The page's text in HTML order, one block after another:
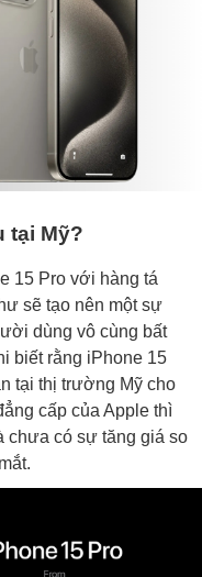
tại Mỹ?
15 Pro với hàng tá
sẽ tạo nên một sự
dùng vô cùng bất
biết rằng iPhone 15
tại thị trường Mỹ cho
cấp của Apple thì
chưa có sự tăng giá so